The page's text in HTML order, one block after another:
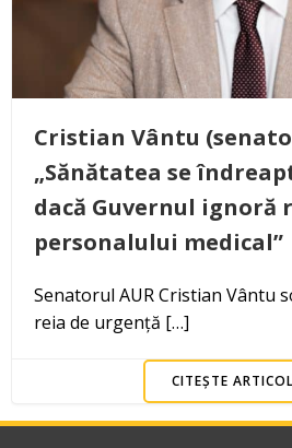
Cristian Vântu
„Sănătatea se
dacă Guvernul ignoră
personalului medical”
Senatorul AUR Cristian Vântu
reia de urgență […]
CITEȘTE